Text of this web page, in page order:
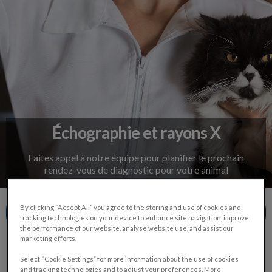
IvcPractices.HeaderNav.Search.Label
Envoyer
Échographie et rayons X
Faites appel à notre équipe pour planifier le prochain
rendez-vous de diagnostic pour votre animal
Contactez-nous
By clicking “Accept All” you agree to the storing and use of cookies and
tracking technologies on your device to enhance site navigation, improve
the performance of our website, analyse website use, and assist our
marketing efforts.
Select “Cookie Settings” for more information about the use of cookies
and tracking technologies and to adjust your preferences. More